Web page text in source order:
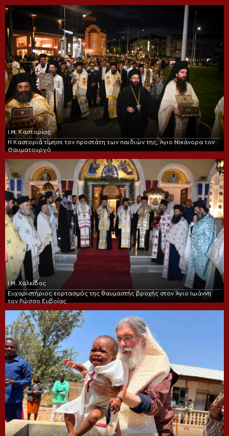
Ι.Μ. Καστορίας
Η Καστοριά τίμησε τον προστάτη των παιδιών της, Άγιο Νικάνορα τον
Θαυματουργό
Ι.Μ. Χαλκίδος
Ευχαριστήριος εορτασμός της θαυμαστής βροχής στον Άγιο Ιωάννη
τον Ρώσσο Ευβοίας